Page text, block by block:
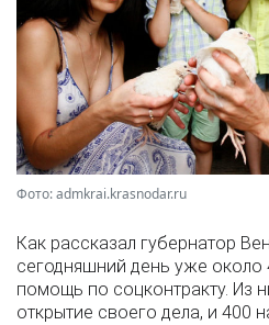
Фото: admkrai.krasnodar.ru
Как рассказал губернатор
сегодняшний день уже около
помощь по соцконтракту. Из
открытие своего дела, и 400